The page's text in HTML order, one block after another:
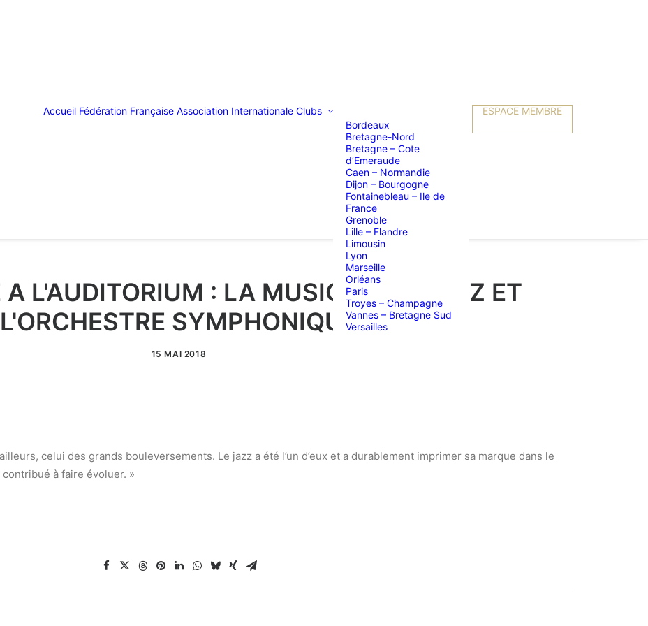
Accueil Fédération Française Association Internationale Clubs
Bordeaux
Bretagne-Nord
Bretagne – Cote
d’Emeraude
Caen – Normandie
Dijon – Bourgogne
Fontainebleau – Ile de
France
Grenoble
Lille – Flandre
Limousin
Lyon
Marseille
Orléans
Paris
Troyes – Champagne
Vannes – Bretagne Sud
Versailles
ESPACE MEMBRE
A L'AUDITORIUM : LA MUSIQUE DE JAZZ ET
L'ORCHESTRE SYMPHONIQUE
15 MAI 2018
celui des grands bouleversements. Le jazz a été l’un d’eux et a durablement imprimer sa marque dans le
à faire évoluer. »